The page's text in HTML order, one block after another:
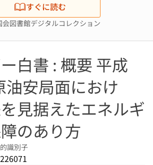
すぐに読む
会図書館デジタルコレクション
白書 : 概要 平成
油安局面におけ
見据えたエネルギ
のあり方
識別子